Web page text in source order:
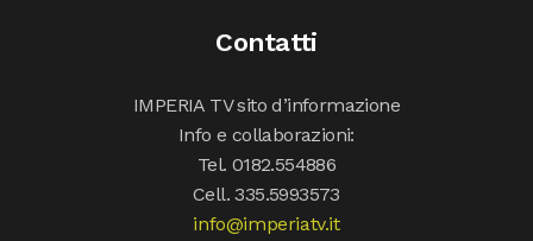
Contatti
IMPERIA TV sito d’informazione
Info e collaborazioni:
Tel. 0182.554886
Cell. 335.5993573
info@imperiatv.it